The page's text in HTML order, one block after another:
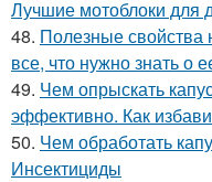
Лучшие мотоблоки для
48. Полезные свойства
все, что нужно знать о
49. Чем опрыскать
эффективно. Как
50. Чем обработать
Инсектициды